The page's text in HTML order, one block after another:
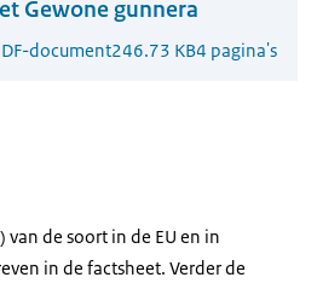
Gewone gunnera
document246.73 KB4 pagina's
de soort in de EU en in
in de factsheet. Verder de